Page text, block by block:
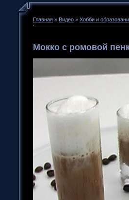
Главная » Видео » Хобби и
Мокко с ромовой